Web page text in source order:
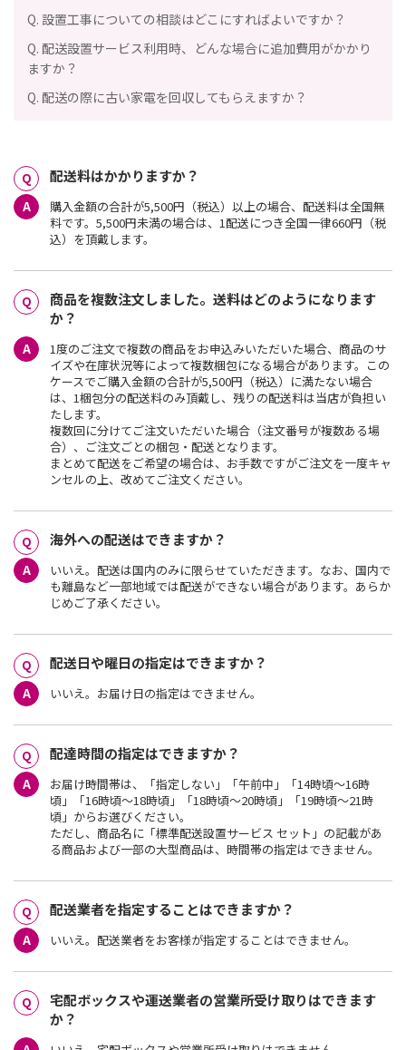
Q. 設置工事についての相談はどこにすればよいですか？
Q. 配送設置サービス利用時、どんな場合に追加費用がかかり
ますか？
Q. 配送の際に古い家電を回収してもらえますか？
配送料はかかりますか？
購入金額の合計が5,500円（税込）以上の場合、配送料は全国無
料です。5,500円未満の場合は、1配送につき全国一律660円（税
込）を頂戴します。
商品を複数注文しました。送料はどのようになります
か？
1度のご注文で複数の商品をお申込みいただいた場合、商品のサ
イズや在庫状況等によって複数梱包になる場合があります。この
ケースでご購入金額の合計が5,500円（税込）に満たない場合
は、1梱包分の配送料のみ頂戴し、残りの配送料は当店が負担い
たします。
複数回に分けてご注文いただいた場合（注文番号が複数ある場
合）、ご注文ごとの梱包・配送となります。
まとめて配送をご希望の場合は、お手数ですがご注文を一度キャ
ンセルの上、改めてご注文ください。
海外への配送はできますか？
いいえ。配送は国内のみに限らせていただきます。なお、国内で
も離島など一部地域では配送ができない場合があります。あらか
じめご了承ください。
配送日や曜日の指定はできますか？
いいえ。お届け日の指定はできません。
配達時間の指定はできますか？
お届け時間帯は、「指定しない」「午前中」「14時頃～16時
頃」「16時頃～18時頃」「18時頃～20時頃」「19時頃～21時
頃」からお選びください。
ただし、商品名に「標準配送設置サービス セット」の記載があ
る商品および一部の大型商品は、時間帯の指定はできません。
配送業者を指定することはできますか？
いいえ。配送業者をお客様が指定することはできません。
宅配ボックスや運送業者の営業所受け取りはできます
か？